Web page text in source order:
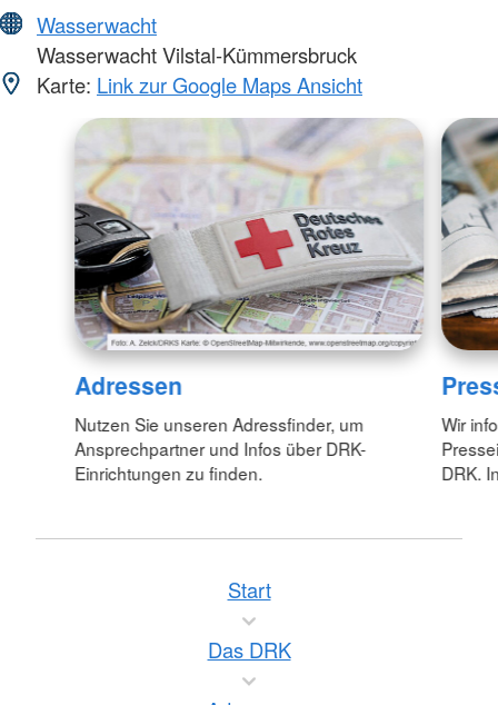
Wasserwacht
Wasserwacht Vilstal-Kümmersbruck
Karte: Link zur Google Maps Ansicht
Adressen
Nutzen Sie unseren Adressfinder, um
Ansprechpartner und Infos über DRK-
Einrichtungen zu finden.
Wir
DRK.
Start
Das DRK